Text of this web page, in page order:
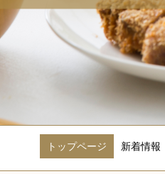
トップページ 新着情報